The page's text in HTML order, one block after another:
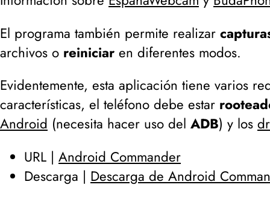
El programa también permite realizar
archivos o reiniciar en diferentes modos.
Evidentemente, esta aplicación tiene varios
características, el teléfono debe estar
Android (necesita hacer uso del ADB) y los
URL | Android Commander
Descarga | Descarga de Android